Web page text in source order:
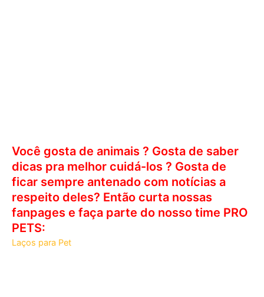
Você gosta de animais ? Gosta de saber
dicas pra melhor cuidá-los ? Gosta de
ficar sempre antenado com notícias a
respeito deles? Então curta nossas
fanpages e faça parte do nosso time PRO
PETS:
Laços para Pet